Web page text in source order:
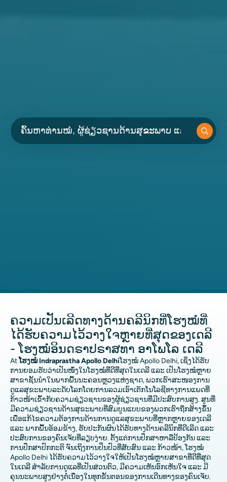
ຄວາມເປັນເລີດທາງດ້ານຄລີນິກທີ່ໂຮງໝໍທີ່
ໄດ້ຮັບຄວາມໄວ້ວາງໃຈຫຼາຍທີ່ສຸດຂອງເດລີ
- ໂຮງໝໍອິນດຣາປຣາສທາ ອາໂພໂລ ເດລີ
Atໂຮງໝໍ Indraprastha Apollo Delhiໂຮງໝໍ Apollo Delhi, ເຊິ່ງໄດ້ຮັບ
ການຍອມຮັບວ່າເປັນໜຶ່ງໃນໂຮງໝໍທີ່ດີທີ່ສຸດໃນເດລີ ແລະ ເປັນໂຮງໝໍຫຼາຍ
ສາຂາຊັ້ນນຳໃນພາກພື້ນນະຄອນຫຼວງແຫ່ງຊາດ, ພວກເຮົາສະໜອງການ
ດູແລສຸຂະພາບລະດັບໂລກໂດຍການລວມເອົາເຕັກໂນໂລຊີທາງການແພດທີ່
ກ້າວໜ້າເຂົ້າກັບຄວາມຊ່ຽວຊານຂອງຜູ້ຊ່ຽວຊານທີ່ມີປະສົບການສູງ. ສູນທີ່
ມີຄວາມຊ່ຽວຊານດ້ານສຸຂະພາບທີ່ສົມບູນແບບຂອງພວກເຮົາຖືກສ້າງຂຶ້ນ
ເພື່ອແກ້ໄຂຄວາມຕ້ອງການດ້ານການດູແລສຸຂະພາບທີ່ຫຼາກຫຼາຍຂອງເດລີ
ແລະ ພາກພື້ນອ້ອມຂ້າງ, ຮັບປະກັນຜົນໄດ້ຮັບທາງດ້ານຄລີນິກທີ່ດີເລີດ ແລະ
ປະສົບການຂອງຄົນເຈັບທີ່ລຽບງ່າຍ. ຕັ້ງແຕ່ການປຶກສາຫາລືປ້ອງກັນ ແລະ
ການປຶກສາປົກກະຕິ ຈົນເຖິງການປິ່ນປົວທີ່ສັບສົນ ແລະ ກ້າວໜ້າ, ໂຮງໝໍ
Apollo Delhi ໄດ້ຮັບຄວາມໄວ້ວາງໃຈໃຫ້ເປັນໂຮງໝໍຫຼາຍສາຂາທີ່ດີທີ່ສຸດ
ໃນເດລີ ສຳລັບການດູແລທີ່ເປັນສ່ວນຕົວ, ມີຄວາມເຫັນອົກເຫັນໃຈ ແລະ ມີ
ຄຸນນະພາບສູງຢ່າງຕໍ່ເນື່ອງໃນທຸກຂັ້ນຕອນຂອງການເດີນທາງຂອງຄົນເຈັບ.